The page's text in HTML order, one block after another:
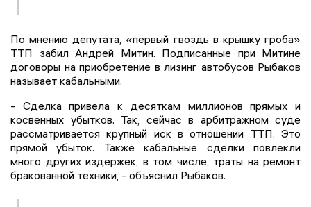
По мнению депутата, «первый гвоздь в крышку гроба»
ТТП забил Андрей Митин. Подписанные при Митине
договоры на приобретение в лизинг автобусов Рыбаков
называет кабальными.
- Сделка привела к десяткам миллионов прямых и
косвенных убытков. Так, сейчас в арбитражном суде
рассматривается крупный иск в отношении ТТП. Это
прямой убыток. Также кабальные сделки повлекли
много других издержек, в том числе, траты на ремонт
бракованной техники, - объяснил Рыбаков.